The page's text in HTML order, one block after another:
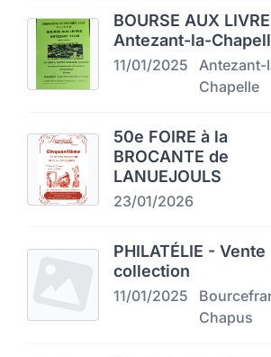
BOURSE AUX
Antezant-la-
11/01/2025
Antezant-
Chapelle
50e FOIRE à la
BROCANTE de
LANUEJOULS
23/01/2026
PHILATÉLIE - Vente
collection
11/01/2025
Chapus